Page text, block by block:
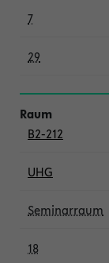
7
29
B2-212
UHG
Seminarraum
18